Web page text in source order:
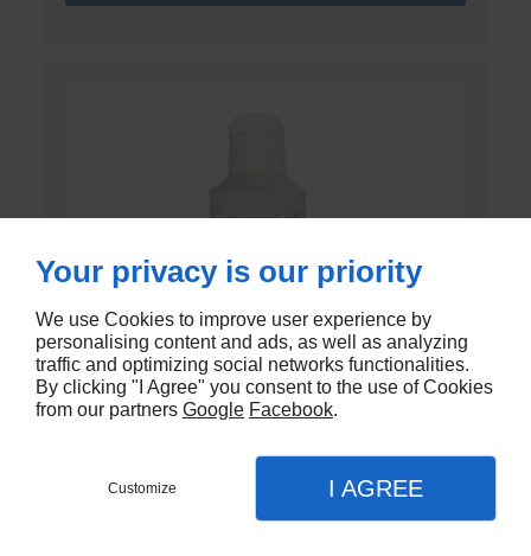
GEL DE CONTACT UNI’GEL
Your privacy is our priority
We use Cookies to improve user experience by
personalising content and ads, as well as analyzing
traffic and optimizing social networks functionalities.
By clicking "I Agree" you consent to the use of Cookies
from our partners Google Facebook.
Customize I AGREE